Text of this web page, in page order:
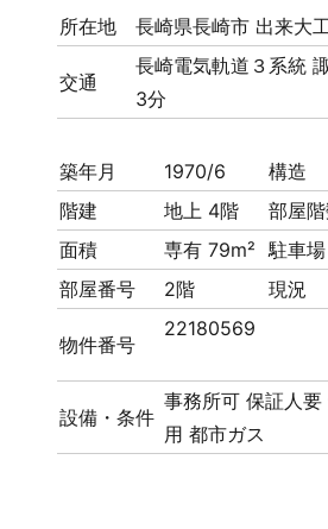
所在地 長崎県長崎市 出来
交通
長崎電気軌道３系統
3分
築年月 1970/6 構造
階建
地上 4階 部屋
面積
専有 79m² 駐車場
部屋番号
2階 現況
物件番号
22180569
設備・条件
事務所可 保証人要
用 都市ガス